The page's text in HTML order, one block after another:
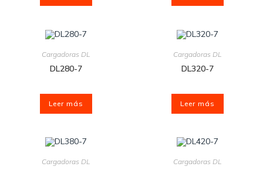
Cargadoras DL
DL280-7
Leer más
Cargadoras DL
DL320-7
Leer más
Cargadoras DL Cargadoras DL